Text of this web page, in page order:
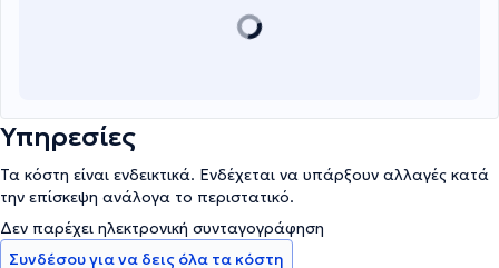
Υπηρεσίες
Τα κόστη είναι ενδεικτικά. Ενδέχεται να υπάρξουν αλλαγές κατά
την επίσκεψη ανάλογα το περιστατικό.
Δεν παρέχει ηλεκτρονική συνταγογράφηση
Συνδέσου για να δεις όλα τα κόστη